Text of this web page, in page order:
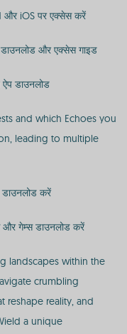
और iOS पर एक्सेस करें
और एक्सेस गाइड
डाउनलोड
and which Echoes you
leading to multiple
करें
गेम्स डाउनलोड करें
landscapes within the
crumbling
reshape reality, and
a unique